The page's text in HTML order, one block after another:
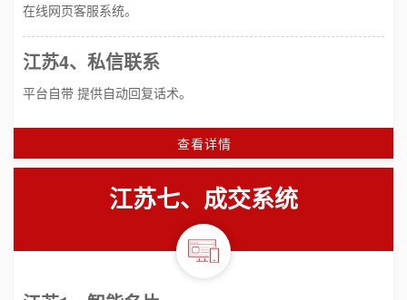
在线网页客服系统。
江苏4、私信联系
平台自带 提供自动回复话术。
查看详情
江苏七、成交系统